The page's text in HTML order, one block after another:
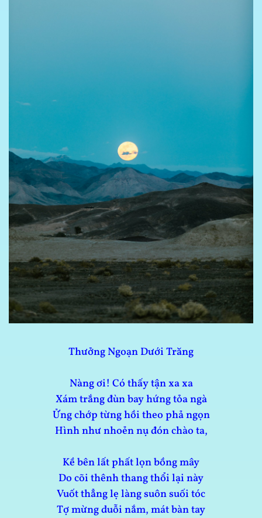
Thưởng Ngoạn Dưới Trăng
Nàng ơi! Có thấy tận xa xa
Xám trắng đùn bay hứng tỏa ngà
Ửng chớp từng hồi theo phả ngọn
Hình như nhoẻn nụ đón chào ta,
Kề bên lất phất lọn bồng mây
Do cõi thênh thang thổi lại này
Vuốt thẳng lẹ làng suôn suối tóc
Tợ mừng duỗi nắm, mát bàn tay